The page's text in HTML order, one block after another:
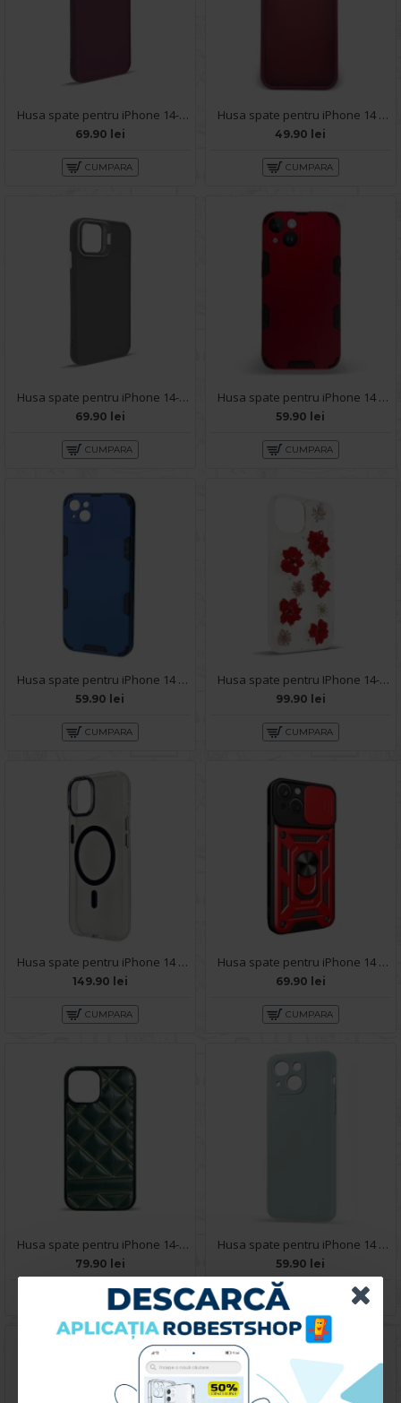
Husa spate pentru iPhone 14- Drop case Kickstand Visiniu
69.90 lei
CUMPARA
Husa spate pentru iPhone 14 - Catwalk Case Visiniu
49.90 lei
CUMPARA
Husa spate pentru iPhone 14- Drop case Kickstand Gri
69.90 lei
CUMPARA
Husa spate pentru iPhone 14 - Mantis Case Rosu / Negru
59.90 lei
CUMPARA
Husa spate pentru iPhone 14 - Mantis Case Albastru / Negru
59.90 lei
CUMPARA
Husa spate pentru IPhone 14- Natural case
99.90 lei
CUMPARA
Husa spate pentru iPhone 14 Berlia Sheen Magsafe - Transparent/Mov
149.90 lei
CUMPARA
Husa spate pentru iPhone 14 - Slide Case Rosu
69.90 lei
CUMPARA
Husa spate pentru iPhone 14- Tomo case Verde
79.90 lei
CUMPARA
Husa spate pentru iPhone 14 - Silicon Line Gri
59.90 lei
CUMPARA